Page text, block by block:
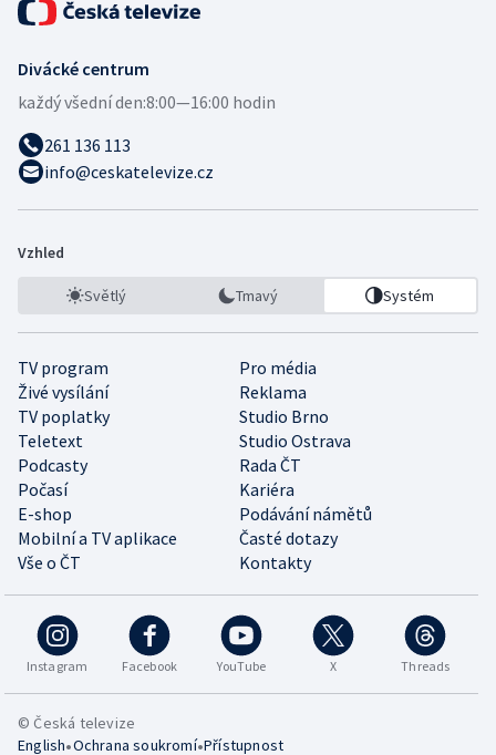
Divácké centrum
každý všední den:8:00—16:00 hodin
261 136 113
info@ceskatelevize.cz
Vzhled
Světlý Tmavý Systém
TV program
Pro média
Živé vysílání
Reklama
TV poplatky
Studio Brno
Teletext
Studio Ostrava
Podcasty
Rada ČT
Počasí
Kariéra
E-shop
Podávání námětů
Mobilní a TV aplikace
Časté dotazy
Vše o ČT
Kontakty
Instagram Facebook YouTube X Threads
© Česká televize
English•Ochrana soukromí•Přístupnost